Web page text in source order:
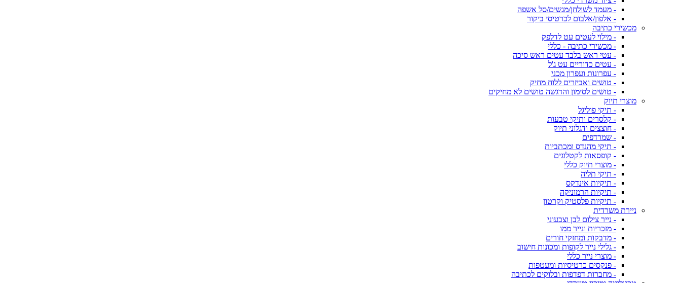
- מעמד לשולחן/מגשים/סל אשפה
- אלפון/אלבום לכרטיסי ביקור
מכשירי כתיבה
- מילוי לעטים עט לדלפק
- מכשירי כתיבה - כללי
- עטי ראש בלבד עטים ראש סיכה
- עטים כדוריים עט ג'ל
- עפרונות ועפרון מכני
- טושים ואביזרים ללוח מחיק
- טושים לסימון והדגשה טושים לא מחיקים
מוצרי תיוק
- תיקי פוליגל
- קלסרים ותיקי טבעות
- חוצצים ודגלוני תיוק
- שמרדפים
- תיקי מהנדס ומכתביות
- קופסאות לקטלוגים
- מוצרי תיוק כללי
- תיקי תליה
- תיקיות אינדקס
- תיקיות הרמוניקה
- תיקיות פלסטיק וקרטון
ניירת משרדית
- נייר צילום לבן וצבעוני
- מזכריות ונייר ממו
- מדבקות ומחזקי חורים
- גלילי נייר לקופות ומכונות חישוב
- מוצרי נייר כללי
- פנקסים כרטיסיות ומעטפות
- מחברות דפדפות ובלוקים לכתיבה